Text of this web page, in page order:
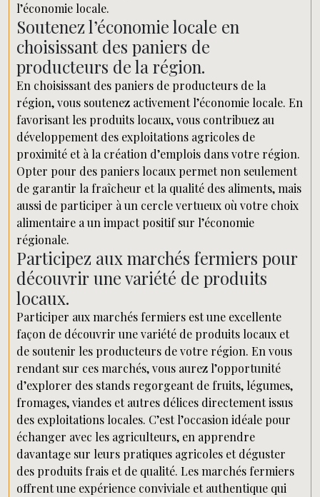
l’économie locale.
Soutenez l’économie locale en
choisissant des paniers de
producteurs de la région.
En choisissant des paniers de producteurs de la
région, vous soutenez activement l’économie locale. En
favorisant les produits locaux, vous contribuez au
développement des exploitations agricoles de
proximité et à la création d’emplois dans votre région.
Opter pour des paniers locaux permet non seulement
de garantir la fraîcheur et la qualité des aliments, mais
aussi de participer à un cercle vertueux où votre choix
alimentaire a un impact positif sur l’économie
régionale.
Participez aux marchés fermiers pour
découvrir une variété de produits
locaux.
Participer aux marchés fermiers est une excellente
façon de découvrir une variété de produits locaux et
de soutenir les producteurs de votre région. En vous
rendant sur ces marchés, vous aurez l’opportunité
d’explorer des stands regorgeant de fruits, légumes,
fromages, viandes et autres délices directement issus
des exploitations locales. C’est l’occasion idéale pour
échanger avec les agriculteurs, en apprendre
davantage sur leurs pratiques agricoles et déguster
des produits frais et de qualité. Les marchés fermiers
offrent une expérience conviviale et authentique qui